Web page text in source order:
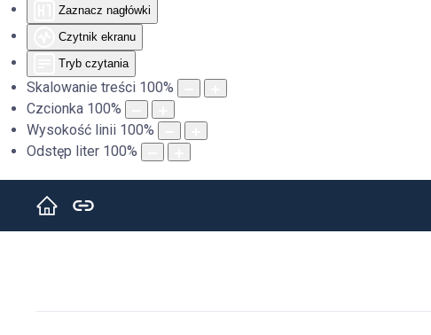
Zaznacz nagłówki
Czytnik ekranu
Tryb czytania
Skalowanie treści 100%
Czcionka 100%
Wysokość linii 100%
Odstęp liter 100%